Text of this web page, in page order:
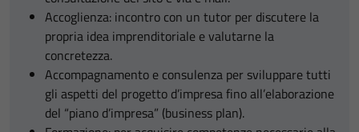
Accoglienza: incontro con un tutor per discutere la
propria idea imprenditoriale e valutarne la
concretezza.
Accompagnamento e consulenza per sviluppare tutti
gli aspetti del progetto d’impresa fino all’elaborazione
del “piano d’impresa” (business plan).